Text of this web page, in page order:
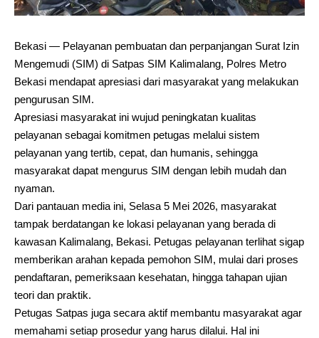
Bekasi — Pelayanan pembuatan dan perpanjangan Surat Izin
Mengemudi (SIM) di Satpas SIM Kalimalang, Polres Metro
Bekasi mendapat apresiasi dari masyarakat yang melakukan
pengurusan SIM.
Apresiasi masyarakat ini wujud peningkatan kualitas
pelayanan sebagai komitmen petugas melalui sistem
pelayanan yang tertib, cepat, dan humanis, sehingga
masyarakat dapat mengurus SIM dengan lebih mudah dan
nyaman.
Dari pantauan media ini, Selasa 5 Mei 2026, masyarakat
tampak berdatangan ke lokasi pelayanan yang berada di
kawasan Kalimalang, Bekasi. Petugas pelayanan terlihat sigap
memberikan arahan kepada pemohon SIM, mulai dari proses
pendaftaran, pemeriksaan kesehatan, hingga tahapan ujian
teori dan praktik.
Petugas Satpas juga secara aktif membantu masyarakat agar
memahami setiap prosedur yang harus dilalui. Hal ini